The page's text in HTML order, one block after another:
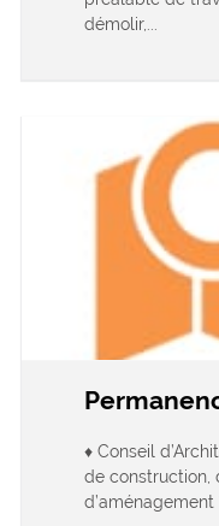
démolir,...
♦ Conseil
de construction,
d’aménagement